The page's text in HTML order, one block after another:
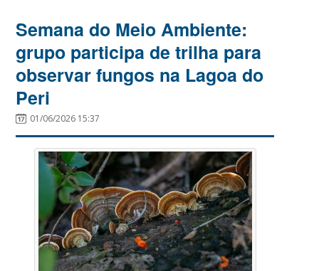
Semana do Meio Ambiente:
grupo participa de trilha para
observar fungos na Lagoa do
Peri
01/06/2026 15:37